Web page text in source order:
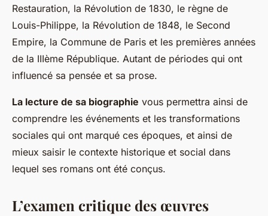
Restauration, la Révolution de 1830, le règne de
Louis-Philippe, la Révolution de 1848, le Second
Empire, la Commune de Paris et les premières années
de la IIIème République. Autant de périodes qui ont
influencé sa pensée et sa prose.
La lecture de sa biographie vous permettra ainsi de
comprendre les événements et les transformations
sociales qui ont marqué ces époques, et ainsi de
mieux saisir le contexte historique et social dans
lequel ses romans ont été conçus.
L’examen critique des œuvres